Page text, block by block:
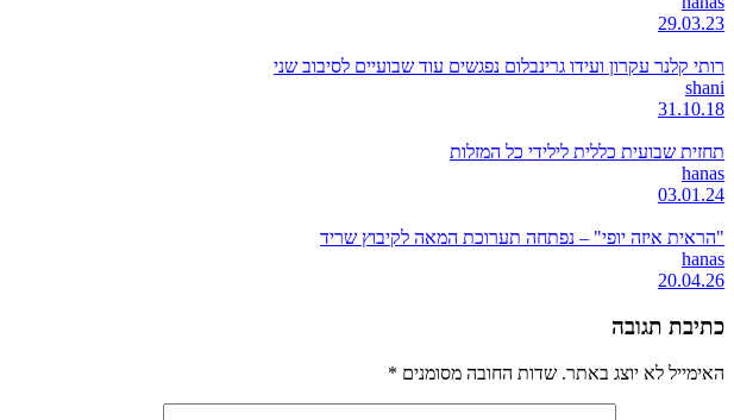
29.03.23
רותי קלנר עקרון ועידו גרינבלום נפגשים עוד שבועיים לסיבוב שני
shani
31.10.18
תחזית שבועית כללית לילידי כל המזלות
hanas
03.01.24
"הראית איזה יופי" – נפתחה תערוכת המאה לקיבוץ שריד
hanas
20.04.26
כתיבת תגובה
האימייל לא יוצג באתר. שדות החובה מסומנים *